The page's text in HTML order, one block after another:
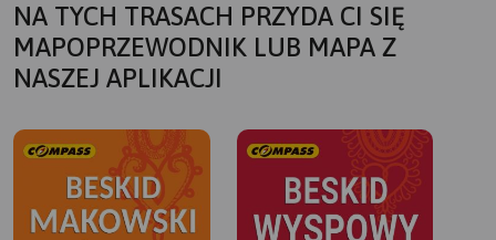
NA TYCH TRASACH PRZYDA CI SIĘ
MAPOPRZEWODNIK LUB MAPA Z
NASZEJ APLIKACJI